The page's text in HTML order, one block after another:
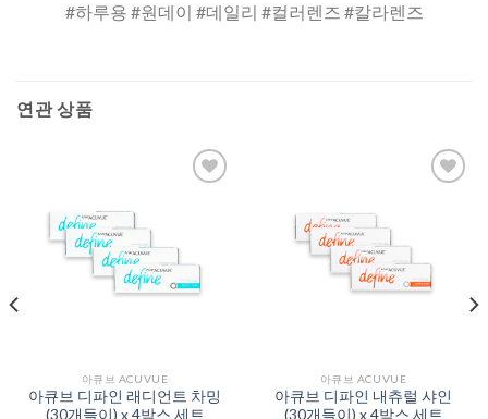
#하루용 #원데이 #데일리 #컬러렌즈 #칼라렌즈
연관 상품
아큐브 ACUVUE
아큐브 디파인 래디언트 차밍
(30개들이) x 4박스 세트
아큐브 ACUVUE
아큐브 디파인 내츄럴 샤인
(30개들이) x 4박스 세트